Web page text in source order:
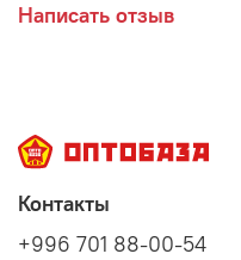
Написать отзыв
Контакты
+996 701 88-00-54